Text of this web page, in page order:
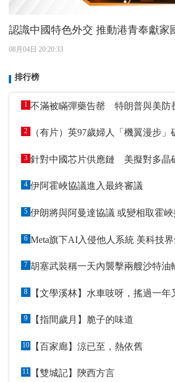
認識中國特色外交 推動港青奉獻
08月04日 20:20:33
排行榜
1 不滿被瞞彈藥告罄 特朗普與美防
2 （有片）英97歲婦人「機翼漫步」
3 針對中國芯片供應鏈 美擬對多晶
4 伊阿霍峽協議進入最終審議
5 伊朗將與阿曼達協議 或變
6 Meta旗下AI入侵他人系統 美科技
7 胡塞武裝稱一天內襲擊兩艘沙特油
8 【文學溪林】水車吱呀，搖過一年
9 【指間歲月】脆子的味道
10 【百家廊】涼已至，熱依舊
11 【雙城記】陝西方言